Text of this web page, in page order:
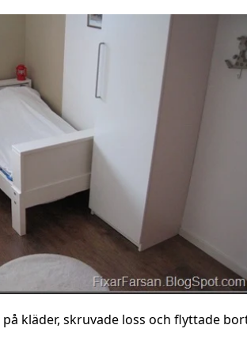
kläder, skruvade loss och flyttade